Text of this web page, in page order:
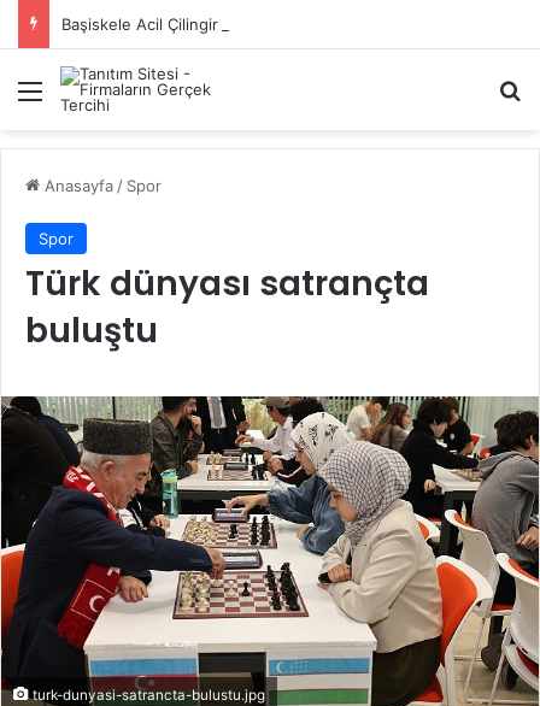
Başiskele Acil Çilingir Hizmeti İçin Doğru Adres Neresi?
Menü
Anasayfa / Spor
Spor
Türk dünyası satrançta
buluştu
turk-dunyasi-satrancta-bulustu.jpg